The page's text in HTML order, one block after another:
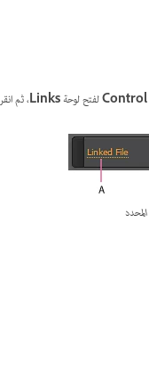
Controlلفتح لوحةLinks، ثم